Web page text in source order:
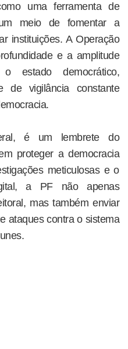
uma ferramenta de
meio de fomentar a
instituições. A Operação
e a amplitude
estado democrático,
de vigilância constante
é um lembrete do
proteger a democracia
meticulosas e o
a PF não apenas
mas também enviar
ataques contra o sistema